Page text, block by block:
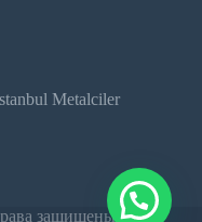
Metalciler
защищены.